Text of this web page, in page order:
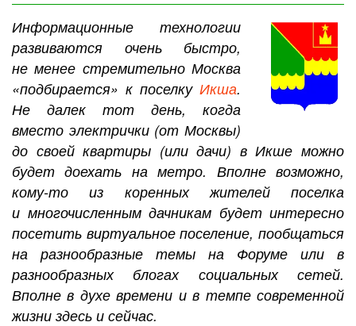
Информационные технологии
развиваются очень быстро,
не менее стремительно Москва
«подбирается» к поселку Икша.
Не далек тот день, когда
вместо электрички (от Москвы)
до своей квартиры (или дачи) в Икше можно
будет доехать на метро. Вполне возможно,
кому-то из коренных жителей поселка
и многочисленным дачникам будет интересно
посетить виртуальное поселение, пообщаться
на разнообразные темы на Форуме или в
разнообразных блогах социальных сетей.
Вполне в духе времени и в темпе современной
жизни здесь и сейчас.